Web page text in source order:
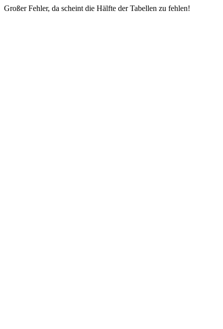
Großer Fehler, da scheint die Hälfte der Tabellen zu fehlen!